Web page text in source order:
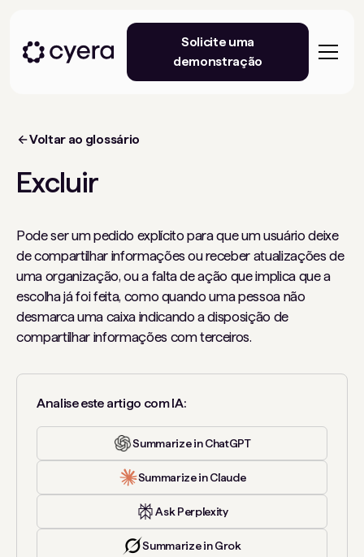
Solicite uma
demonstração
Voltar ao glossário
Excluir
Pode ser um pedido explícito para que um usuário deixe
de compartilhar informações ou receber atualizações de
uma organização, ou a falta de ação que implica que a
escolha já foi feita, como quando uma pessoa não
desmarca uma caixa indicando a disposição de
compartilhar informações com terceiros.
Analise este artigo com IA:
Summarize in ChatGPT
Summarize in Claude
Ask Perplexity
Summarize in Grok